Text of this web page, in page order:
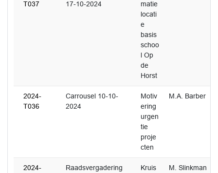
T037
17-10-2024
matie
locati
e
basis
schoo
l Op
de
Horst
2024-
T036
Carrousel 10-10-
2024
Motiv
ering
urgen
tie
proje
cten
M.A. Barber
2024-
Raadsvergadering
Kruis
M. Slinkman